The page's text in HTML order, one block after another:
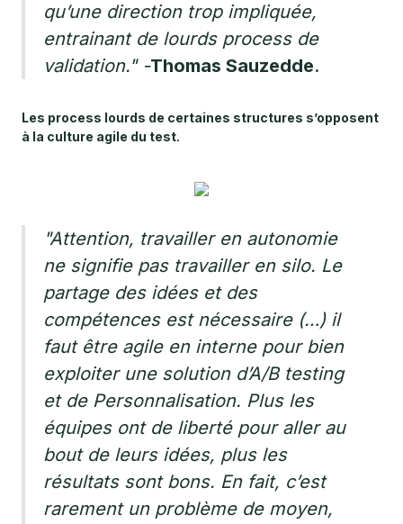
qu’une direction trop impliquée,
entrainant de lourds process de
validation." -Thomas Sauzedde.
Les process lourds de certaines structures s’opposent
à la culture agile du test.
"Attention, travailler en autonomie
ne signifie pas travailler en silo. Le
partage des idées et des
compétences est nécessaire (…) il
faut être agile en interne pour bien
exploiter une solution d’A/B testing
et de Personnalisation. Plus les
équipes ont de liberté pour aller au
bout de leurs idées, plus les
résultats sont bons. En fait, c’est
rarement un problème de moyen,